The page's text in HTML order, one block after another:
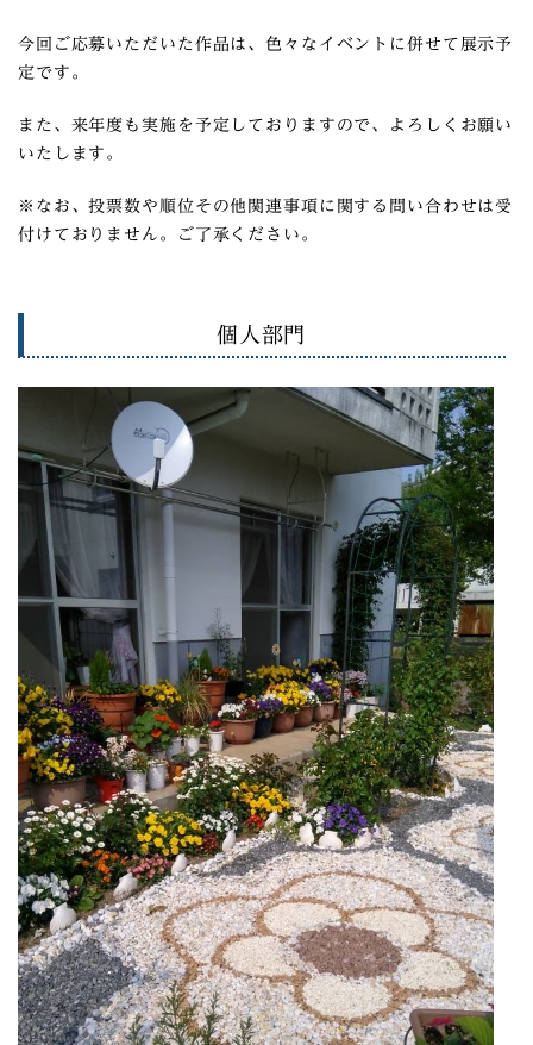
今回ご応募いただいた作品は、色々なイベントに併せて展示予
定です。
また、来年度も実施を予定しておりますので、よろしくお願い
いたします。
※なお、投票数や順位その他関連事項に関する問い合わせは受
付けておりません。ご了承ください。
個人部門